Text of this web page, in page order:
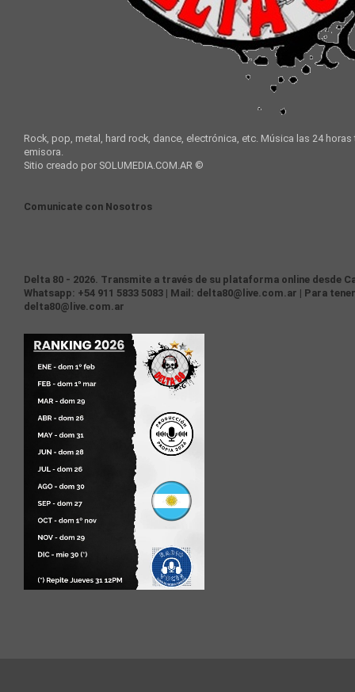
Rock, pop, metal, hard rock, dance, electrónica, etc. Música las 24
emisora.
Sitio creado por SOLUMEDIA.COM.AR ©
Comunicate con Nosotros
Delta 80 - 2026. Transmite a través de su plataforma online desde
Whatsapp: +54 911 5833 5083 | Mail: delta80@live.com.ar | Para
delta80@live.com.ar